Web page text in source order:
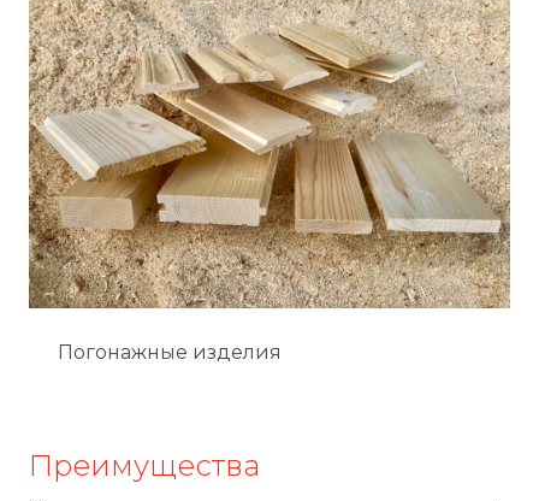
Погонажные изделия
Преимущества